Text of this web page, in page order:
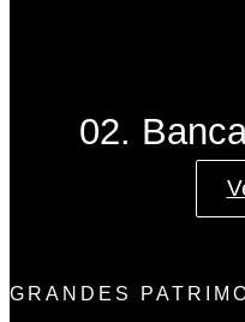
02.
GRANDES